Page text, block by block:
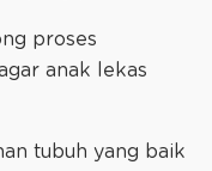
proses
anak lekas
tubuh yang baik